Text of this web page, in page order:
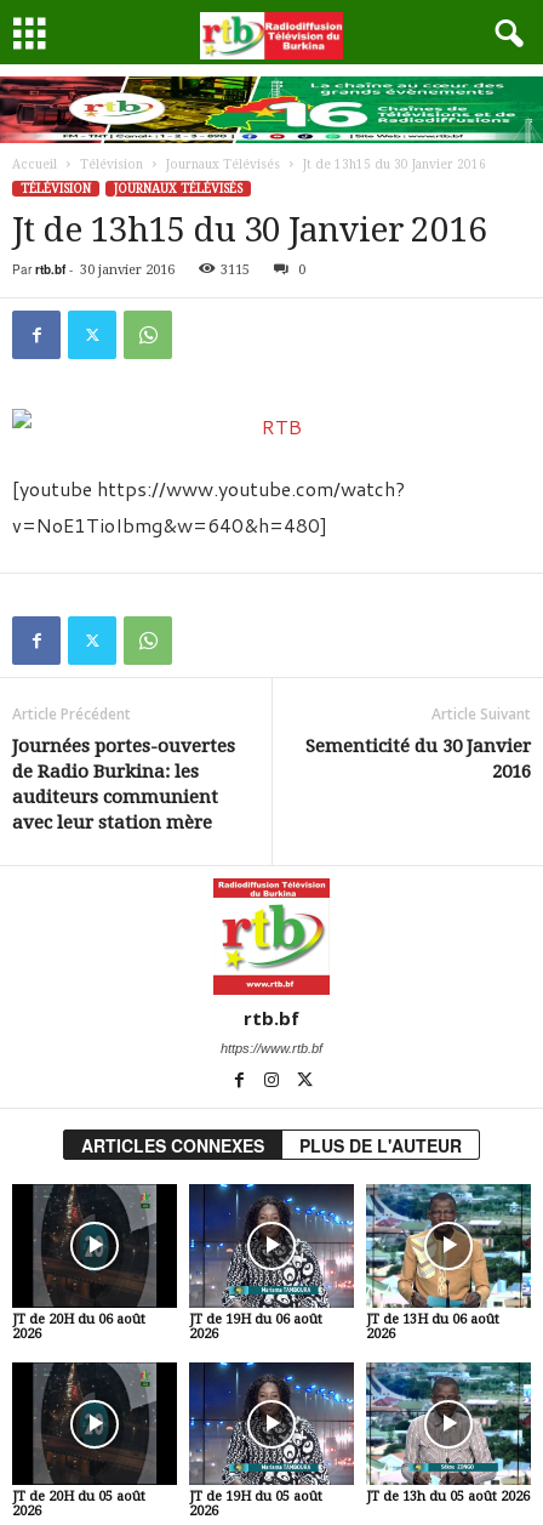
Accueil Télévision Journaux Télévisés
Jt de 13h15 du 30 Janvier 2016
TÉLÉVISION
JOURNAUX TÉLÉVISÉS
Jt de 13h15 du 30 Janvier 2016
Par rtb.bf- 30 janvier 2016 3115 0
[youtube https://www.youtube.com/watch?
v=NoE1TioIbmg&w=640&h=480]
Article Précédent
Journées portes-ouvertes
de Radio Burkina: les
auditeurs communient
avec leur station mère
Article Suivant
Sementicité du 30 Janvier
2016
rtb.bf
https://www.rtb.bf
ARTICLES CONNEXES PLUS DE L'AUTEUR
JT de 20H du 06 août
2026
JT de 19H du 06 août
2026
JT de 13H du 06 août
2026
JT de 20H du 05 août
2026
JT de 19H du 05 août
2026
JT de 13h du 05 août 2026